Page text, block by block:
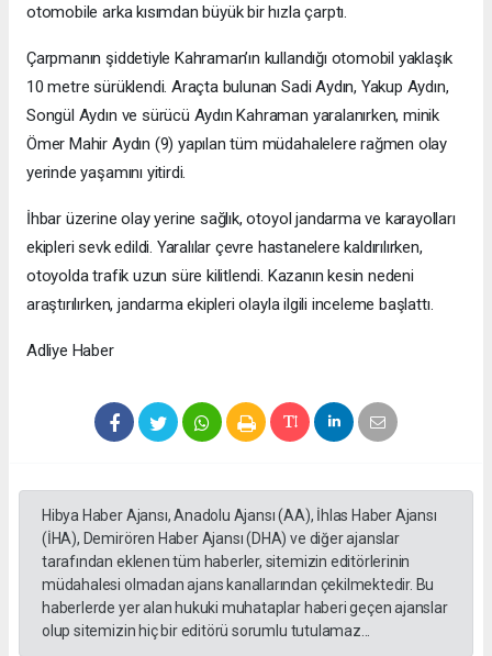
otomobile arka kısımdan büyük bir hızla çarptı.
Çarpmanın şiddetiyle Kahraman’ın kullandığı otomobil yaklaşık
10 metre sürüklendi. Araçta bulunan Sadi Aydın, Yakup Aydın,
Songül Aydın ve sürücü Aydın Kahraman yaralanırken, minik
Ömer Mahir Aydın (9) yapılan tüm müdahalelere rağmen olay
yerinde yaşamını yitirdi.
İhbar üzerine olay yerine sağlık, otoyol jandarma ve karayolları
ekipleri sevk edildi. Yaralılar çevre hastanelere kaldırılırken,
otoyolda trafik uzun süre kilitlendi. Kazanın kesin nedeni
araştırılırken, jandarma ekipleri olayla ilgili inceleme başlattı.
Adliye Haber
Hibya Haber Ajansı, Anadolu Ajansı (AA), İhlas Haber Ajansı
(İHA), Demirören Haber Ajansı (DHA) ve diğer ajanslar
tarafından eklenen tüm haberler, sitemizin editörlerinin
müdahalesi olmadan ajans kanallarından çekilmektedir. Bu
haberlerde yer alan hukuki muhataplar haberi geçen ajanslar
olup sitemizin hiç bir editörü sorumlu tutulamaz...